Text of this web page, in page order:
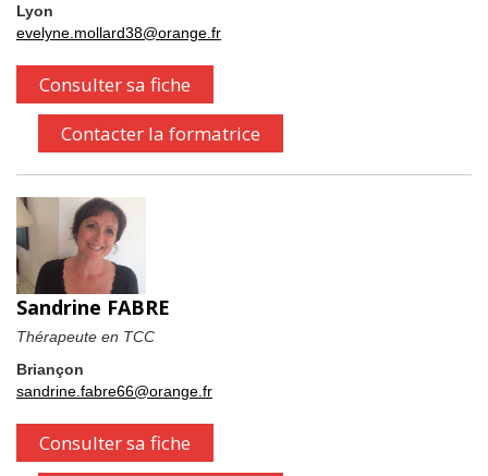
Lyon
evelyne.mollard38@orange.fr
Consulter sa fiche
Contacter la formatrice
Sandrine FABRE
Thérapeute en TCC
Briançon
sandrine.fabre66@orange.fr
Consulter sa fiche